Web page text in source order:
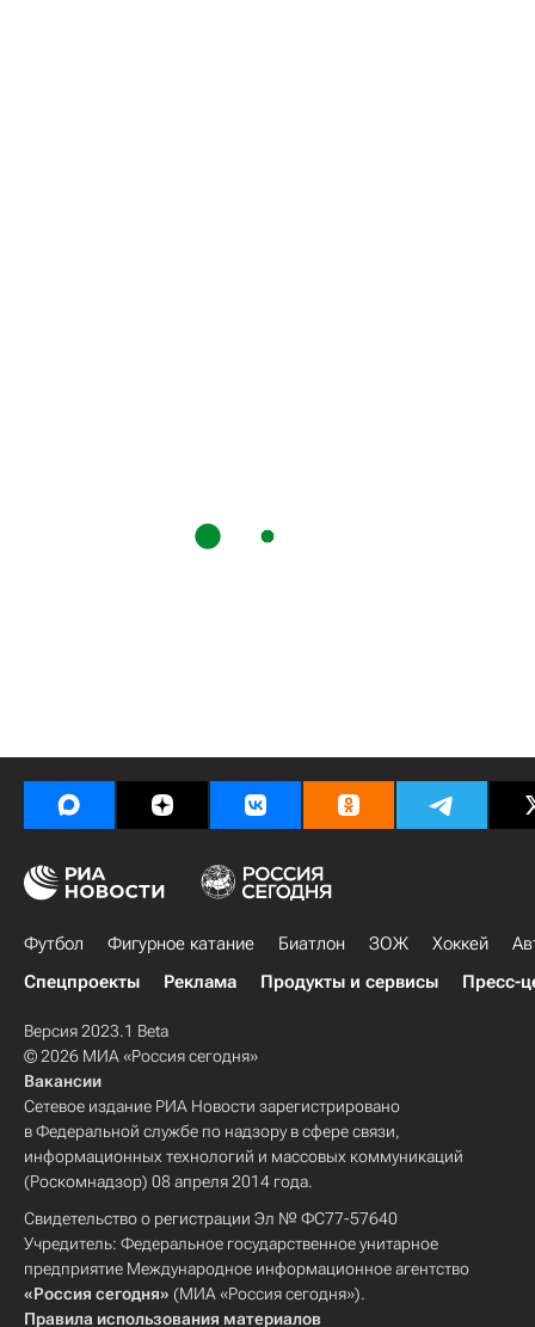
Футбол Фигурное катание Биатлон ЗОЖ Хоккей
Спецпроекты
Реклама Продукты и сервисы Пресс-
Версия 2023.1 Beta
© 2026 МИА «Россия сегодня»
Вакансии
Сетевое издание РИА Новости зарегистрировано
в Федеральной службе по надзору в сфере связи,
информационных технологий и массовых коммуникаций
(Роскомнадзор) 08 апреля 2014 года.
Свидетельство о регистрации Эл № ФС77-57640
Учредитель: Федеральное государственное унитарное
предприятие Международное информационное агентство
«Россия сегодня» (МИА «Россия сегодня»).
Правила использования материалов